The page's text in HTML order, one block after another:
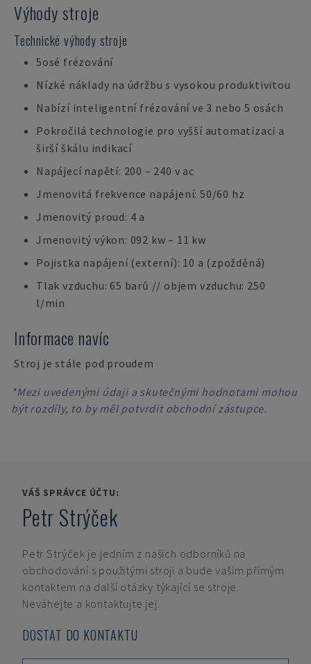
Výhody stroje
Technické výhody stroje
5osé frézování
Nízké náklady na údržbu s vysokou produktivitou
Nabízí inteligentní frézování ve 3 nebo 5 osách
Pokročilá technologie pro vyšší automatizaci a
širší škálu indikací
Napájecí napětí: 200 – 240 v ac
Jmenovitá frekvence napájení: 50/60 hz
Jmenovitý proud: 4 a
Jmenovitý výkon: 092 kw – 11 kw
Pojistka napájení (externí): 10 a (zpožděná)
Tlak vzduchu: 65 barů // objem vzduchu: 250
l/min
Informace navíc
Stroj je stále pod proudem
*Mezi uvedenými údaji a skutečnými hodnotami mohou
být rozdíly, to by měl potvrdit obchodní zástupce.
VÁŠ SPRÁVCE ÚČTU:
Petr Strýček
Petr Strýček je jedním z našich odborníků na
obchodování s použitými stroji a bude vaším přímým
kontaktem na další otázky týkající se stroje.
Neváhejte a kontaktujte jej.
DOSTAT DO KONTAKTU